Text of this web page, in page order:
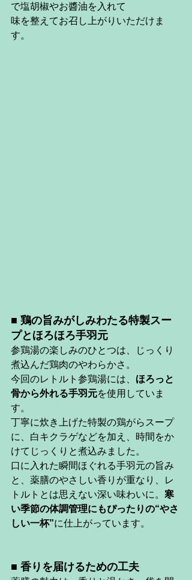
で塩胡椒やお醬油を入れて
味を整えてお召し上がりいただけま
す。
■ 鶏の旨みがしみわたる特製スー
プとほろほろ手羽元
参鶏湯の楽しみのひとつは、じっくり
煮込んだ鶏肉のやわらかさ。
今回のレトルト参鶏湯には、 ほろっと
骨から外れる手羽元を使用していま
す。
丁寧に炊き上げた特製の鶏がらスープ
に、白キクラゲなどを加え、時間をか
けてじっくりと煮込みました。
口に入れた瞬間ほぐれる手羽元の旨み
と、薬膳のやさしい香りが重なり、レ
トルトとは思えない深い味わいに。 寒
い季節の体調管理にもぴったりの“やさ
しい一杯”に仕上がっています。
■ 香りを届けるための工夫